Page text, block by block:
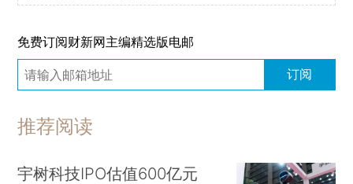
免费订阅财新网主编精选版电邮
订阅
推荐阅读
宇树科技IPO估值600亿元